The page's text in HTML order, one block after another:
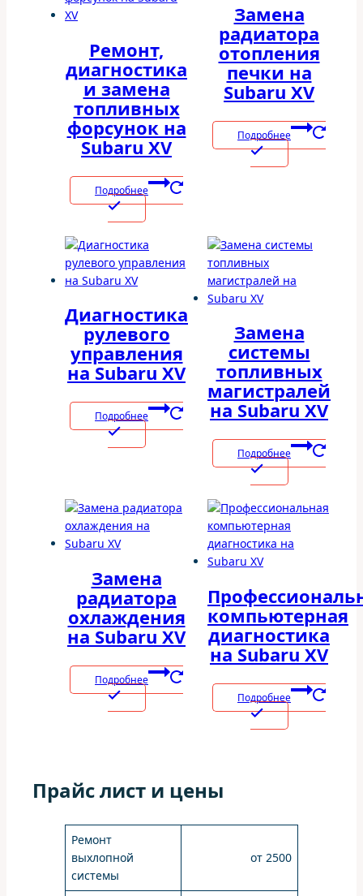
Ремонт,
диагностика
и замена
топливных
форсунок на
Subaru XV
Подробнее
Замена
радиатора
отопления
печки на
Subaru XV
Подробнее
Диагностика
рулевого
управления
на Subaru XV
Подробнее
Замена
системы
топливных
магистралей
на Subaru XV
Подробнее
Замена
радиатора
охлаждения
на Subaru XV
Подробнее
компьютерная
диагностика
на Subaru XV
Подробнее
Прайс лист и цены
Ремонт
выхлопной
системы
от 2500